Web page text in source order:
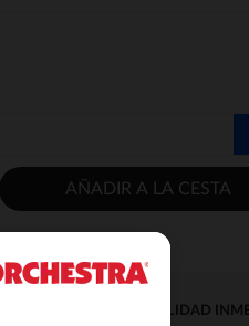
AÑADIR A LA CESTA
DISPONIBILIDAD